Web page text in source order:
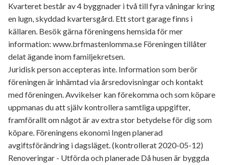
Kvarteret består av 4 byggnader i två till fyra våningar kring
en lugn, skyddad kvartersgård. Ett stort garage finns i
källaren. Besök gärna föreningens hemsida för mer
information: www.brfmastenlomma.se Föreningen tillåter
delat ägande inom familjekretsen.
Juridisk person accepteras inte. Information som berör
föreningen är inhämtad via årsredovisningar och kontakt
med föreningen. Avvikelser kan förekomma och som köpare
uppmanas du att själv kontrollera samtliga uppgifter,
framförallt om något är av extra stor betydelse för dig som
köpare. Föreningens ekonomi Ingen planerad
avgiftsförändring i dagsläget. (kontrollerat 2020-05-12)
Renoveringar - Utförda och planerade Då husen är byggda